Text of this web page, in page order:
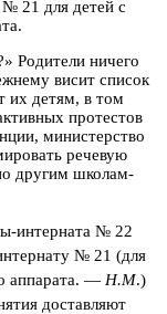
21 для детей с
Родители ничего
висит список
их детям, в том
протестов
министерство
речевую
другим школам-
интерната № 22
№ 21 (для
аппарата. — Н.М.)
доставляют